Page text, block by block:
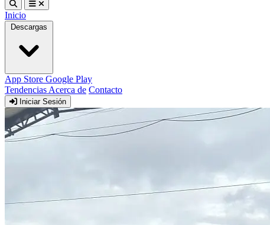
Inicio
Descargas
App Store Google Play
Tendencias Acerca de Contacto
Iniciar Sesión